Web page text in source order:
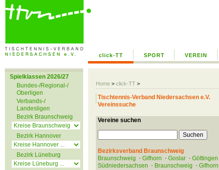
click-TT SPORT VEREIN
Home > click-TT >
Spielklassen 2026/27
Bundes-/Regional-/
Oberligen
Verbands-/
Landesligen
Bezirk Braunschweig
Bezirk Hannover
Bezirk Lüneburg
Tischtennis-Verband Niedersachsen e.V.
Vereinssuche
Vereine suchen
Bezirksverband Braunschweig
Braunschweig
Gifhorn Goslar
Göttingen
Südniedersachsen
Braunschweig